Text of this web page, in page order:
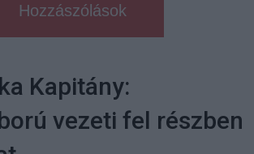
Hozzászólások
Kapitány:
vezeti fel részben